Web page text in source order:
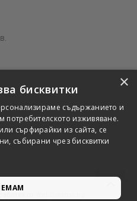
×
бисквитки
съдържанието и
потребителското изживяване.
сърфирайки из сайта, се
събирани чрез бисквитки